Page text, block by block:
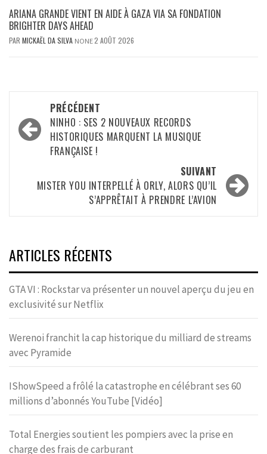
ARIANA GRANDE VIENT EN AIDE À GAZA VIA SA FONDATION
BRIGHTER DAYS AHEAD
PAR MICKAËL DA SILVA NONE2 AOÛT 2026
Navigation
d’article
PRÉCÉDENT
NINHO : SES 2 NOUVEAUX RECORDS
HISTORIQUES MARQUENT LA MUSIQUE
FRANÇAISE !
SUIVANT
MISTER YOU INTERPELLÉ À ORLY, ALORS QU’IL
S’APPRÊTAIT À PRENDRE L’AVION
ARTICLES RÉCENTS
GTA VI : Rockstar va présenter un nouvel aperçu du jeu en
exclusivité sur Netflix
Werenoi franchit la cap historique du milliard de streams
avec Pyramide
IShowSpeed a frôlé la catastrophe en célébrant ses 60
millions d’abonnés YouTube [Vidéo]
Total Energies soutient les pompiers avec la prise en
charge des frais de carburant